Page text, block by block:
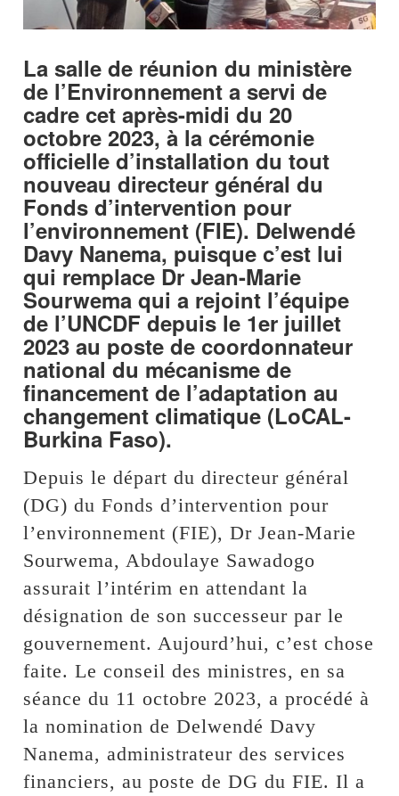
La salle de réunion du ministère
de l’Environnement a servi de
cadre cet après-midi du 20
octobre 2023, à la cérémonie
officielle d’installation du tout
nouveau directeur général du
Fonds d’intervention pour
l’environnement (FIE). Delwendé
Davy Nanema, puisque c’est lui
qui remplace Dr Jean-Marie
Sourwema qui a rejoint l’équipe
de l’UNCDF depuis le 1er juillet
2023 au poste de coordonnateur
national du mécanisme de
financement de l’adaptation au
changement climatique (LoCAL-
Burkina Faso).
Depuis le départ du directeur général
(DG) du Fonds d’intervention pour
l’environnement (FIE), Dr Jean-Marie
Sourwema, Abdoulaye Sawadogo
assurait l’intérim en attendant la
désignation de son successeur par le
gouvernement. Aujourd’hui, c’est chose
faite. Le conseil des ministres, en sa
séance du 11 octobre 2023, a procédé à
la nomination de Delwendé Davy
Nanema, administrateur des services
financiers, au poste de DG du FIE. Il a